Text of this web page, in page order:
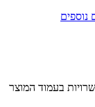
נוספים
בעמוד המוצר